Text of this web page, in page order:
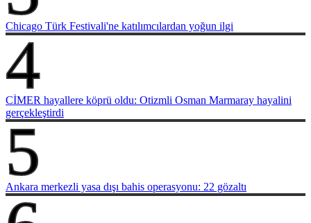
Chicago Türk Festivali'ne katılımcılardan yoğun ilgi
4
CİMER hayallere köprü oldu: Otizmli Osman Marmaray hayalini
gerçekleştirdi
5
Ankara merkezli yasa dışı bahis operasyonu: 22 gözaltı